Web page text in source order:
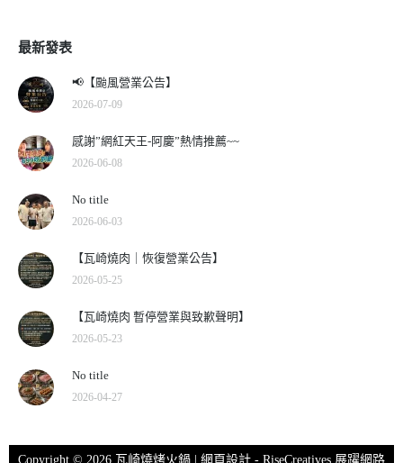
最新發表
📢【颱風營業公告】
2026-07-09
感謝”網紅天王-阿慶”熱情推薦~~
2026-06-08
No title
2026-06-03
【瓦崎燒肉｜恢復營業公告】
2026-05-25
【瓦崎燒肉 暫停營業與致歉聲明】
2026-05-23
No title
2026-04-27
Copyright © 2026 瓦崎燒烤火鍋 | 網頁設計 - RiseCreatives 展躍網路